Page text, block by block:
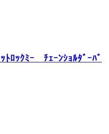
ﾛｯｸﾐｰ ﾁｪｰﾝｼｮﾙﾀﾞｰﾊﾞ